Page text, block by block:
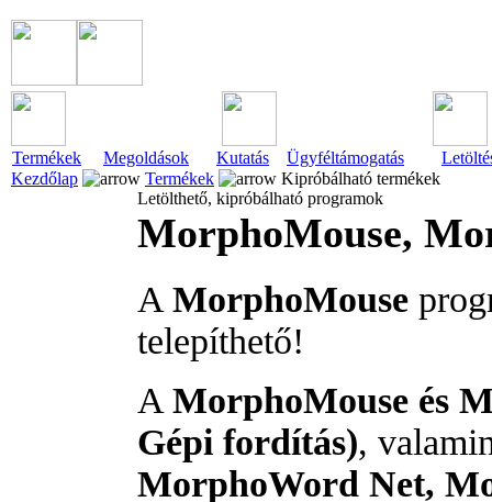
Termékek Megoldások Kutatás Ügyféltámogatás
Kezdőlap
Termékek Kipróbálható termékek
Letölthető, kipróbálható programok
MorphoMouse,
A MorphoMouse
telepíthető!
A MorphoMouse és
Gépi fordítás),
MorphoWord Net,